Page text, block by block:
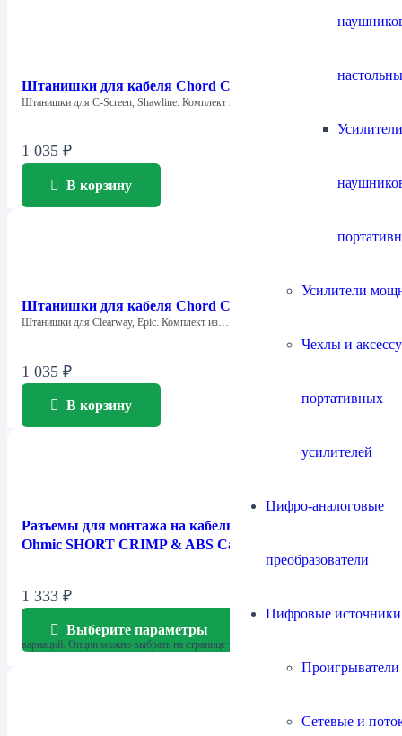
Усилители
Чехлы и
портативных
усилителей
Цифро-аналоговые
преобразователи
Цифровые источники
Сетевые и
Штанишки для кабеля Chord Company Little Trousers
Штанишки для C-Screen, Shawline. Комплект из…
1 035 ₽
В корзину
Штанишки для кабеля Chord Company Big Trousers
Штанишки для Clearway, Epic. Комплект из…
1 035 ₽
В корзину
Разъемы для монтажа на кабель Chord Company
Ohmic SHORT CRIMP & ABS Cap
1 333 ₽
Выберите параметры
вариаций. Опции можно выбрать на странице товара.